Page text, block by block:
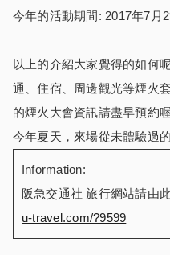
今年的活動期間: 2017年7月
以上的介紹大家覺得的如何
通、住宿、周邊觀光等煙火
的煙火大會資訊請盡早預約喔
今年夏天，來場從未體驗過
Information:
阪急交通社 旅行網站請由
u-travel.com/?9599